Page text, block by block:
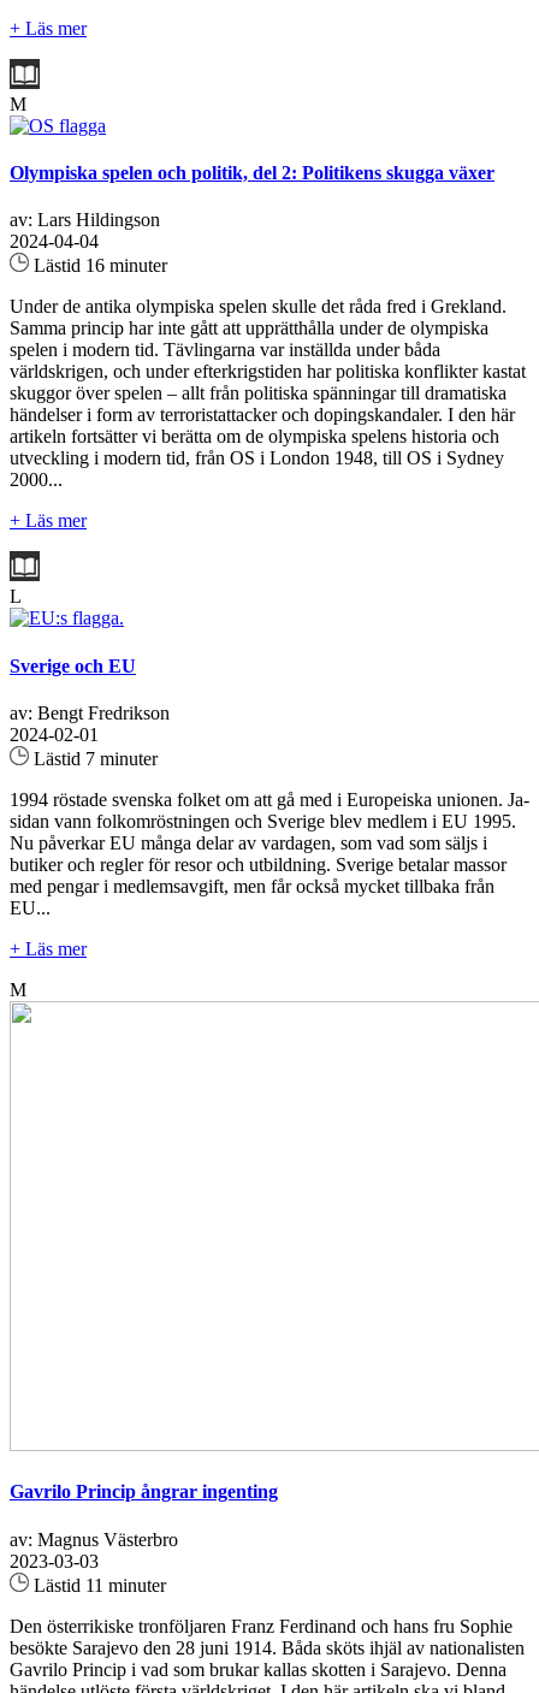
+ Läs mer
M
Olympiska spelen och politik, del 2: Politikens skugga växer
av: Lars Hildingson
2024-04-04
Lästid 16 minuter
Under de antika olympiska spelen skulle det råda fred i Grekland.
Samma princip har inte gått att upprätthålla under de olympiska
spelen i modern tid. Tävlingarna var inställda under båda
världskrigen, och under efterkrigstiden har politiska konflikter kastat
skuggor över spelen – allt från politiska spänningar till dramatiska
händelser i form av terroristattacker och dopingskandaler. I den här
artikeln fortsätter vi berätta om de olympiska spelens historia och
utveckling i modern tid, från OS i London 1948, till OS i Sydney
2000...
+ Läs mer
L
Sverige och EU
av: Bengt Fredrikson
2024-02-01
Lästid 7 minuter
1994 röstade svenska folket om att gå med i Europeiska unionen. Ja-
sidan vann folkomröstningen och Sverige blev medlem i EU 1995.
Nu påverkar EU många delar av vardagen, som vad som säljs i
butiker och regler för resor och utbildning. Sverige betalar massor
med pengar i medlemsavgift, men får också mycket tillbaka från
EU...
+ Läs mer
M
Gavrilo Princip ångrar ingenting
av: Magnus Västerbro
2023-03-03
Lästid 11 minuter
Den österrikiske tronföljaren Franz Ferdinand och hans fru Sophie
besökte Sarajevo den 28 juni 1914. Båda sköts ihjäl av nationalisten
Gavrilo Princip i vad som brukar kallas skotten i Sarajevo. Denna